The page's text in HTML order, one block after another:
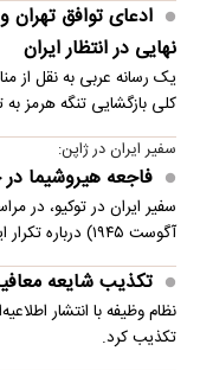
ادعای توافق
نهایی در انتظار ایران
یک رسانه عربی به نقل از
کلی بازگشایی تنگه هرمز به
سفیر ایران در ژاپن:
فاجعه هیروشیما
آگوست ۱۹۴۵) درباره تکرار این فاجعه هشدار داد.
تکذیب شایعه
نظام وظیفه با انتشار
تکذیب کرد.